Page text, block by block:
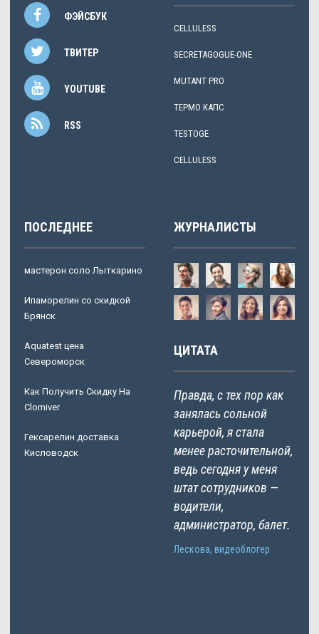
ФЭЙСБУК
ТВИТЕР
YOUTUBE
RSS
CELLULESS
SECRETAGOGUE-ONE
MUTANT PRO
ТЕРМО КАПС
TESTOGE
CELLULESS
ПОСЛЕДНЕЕ
мастерон соло Лыткарино
Ипаморелин со скидкой
Брянск
Aquatest цена
Североморск
Как Получить Скидку На
Clomiver
Гексарелин доставка
Кисловодск
ЖУРНАЛИСТЫ
ЦИТАТА
Правда, с тех пор как
занялась сольной
карьерой, я стала
менее расточительной,
ведь сегодня у меня
штат сотрудников —
водители,
администратор, балет.
Лескова, видеоблогер